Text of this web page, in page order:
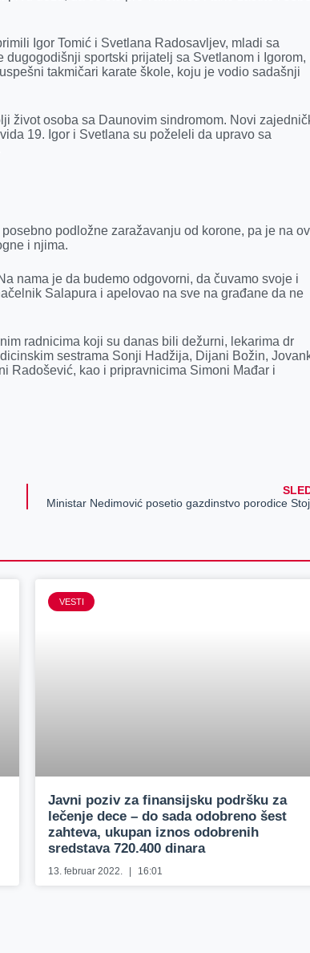
Igor Tomić i Svetlana Radosavljev, mladi sa
sportski prijatelj sa Svetlanom i Igorom,
takmičari karate škole, koju je vodio sadašnji
život osoba sa Daunovim sindromom. Novi
19. Igor i Svetlana su poželeli da upravo sa
podložne zaražavanju od korone, pa je na
i njima.
nama je da budemo odgovorni, da čuvamo svoje i
Salapura i apelovao na sve na građane da ne
radnicima koji su danas bili dežurni, lekarima dr
sestrama Sonji Hadžija, Dijani Božin,
Radošević, kao i pripravnicima Simoni Mađar i
Ministar Nedimović posetio gazdinstvo porodice
VESTI
Javni poziv za finansijsku podršku za
lečenje dece – do sada odobreno šest
zahteva, ukupan iznos odobrenih
sredstava 720.400 dinara
13. februar 2022. 16:01